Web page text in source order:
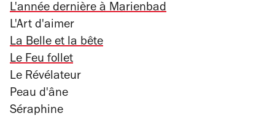
L'année dernière à Marienbad
L'Art d'aimer
La Belle et la bête
Le Feu follet
Le Révélateur
Peau d'âne
Séraphine